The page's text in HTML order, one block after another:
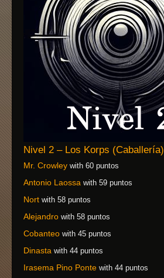
Nivel 2 – Los Korps (Caballería)
Mr. Crowley with 60 puntos
Antonio Laossa with 59 puntos
Nort with 58 puntos
Alejandro with 58 puntos
Cobanteo with 45 puntos
Dinasta with 44 puntos
Irasema Pino Ponte with 44 puntos